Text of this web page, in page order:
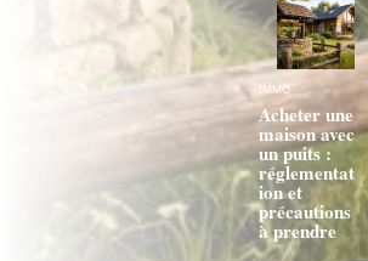
IMMO
Acheter une
maison avec
un puits :
réglementat
ion et
précautions
à prendre